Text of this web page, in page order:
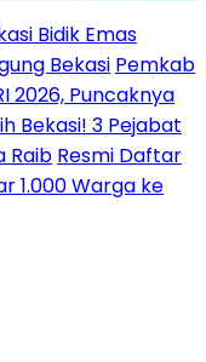
Bidik Emas
Bekasi Pemkab
2026, Puncaknya
Bekasi! 3 Pejabat
Raib Resmi Daftar
1.000 Warga ke